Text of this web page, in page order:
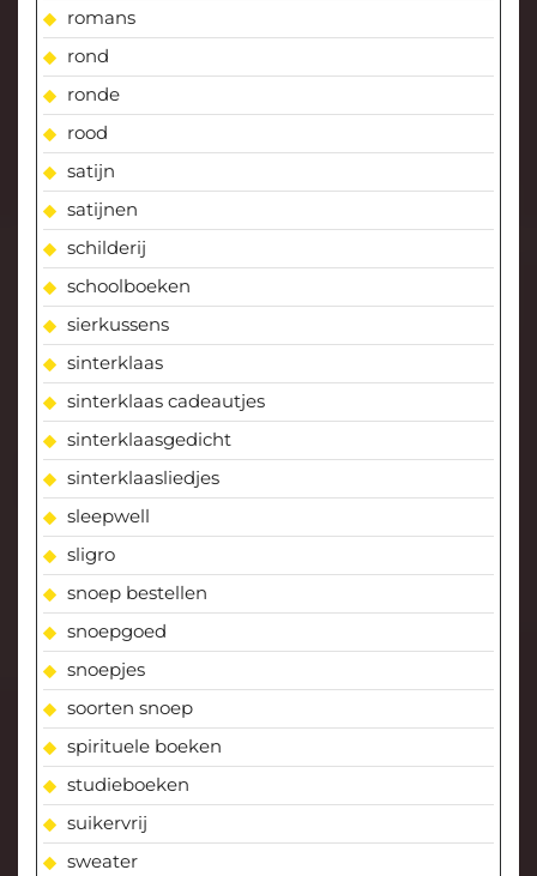
romans
rond
ronde
rood
satijn
satijnen
schilderij
schoolboeken
sierkussens
sinterklaas
sinterklaas cadeautjes
sinterklaasgedicht
sinterklaasliedjes
sleepwell
sligro
snoep bestellen
snoepgoed
snoepjes
soorten snoep
spirituele boeken
studieboeken
suikervrij
sweater